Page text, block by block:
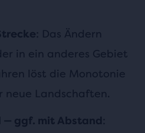
: Das Ändern
in ein anderes Gebiet
löst die Monotonie
Landschaften.
— ggf. mit Abstand :